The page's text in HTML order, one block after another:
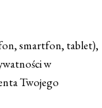
smartfon, tablet),
w
Twojego